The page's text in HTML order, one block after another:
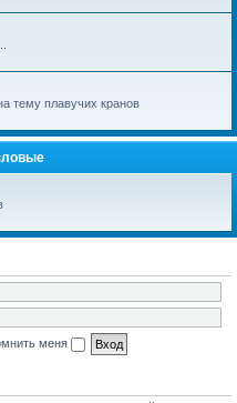
тему плавучих кранов
меня